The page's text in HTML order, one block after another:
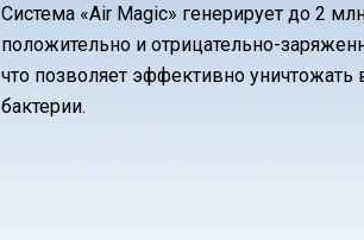
Система «Air Magic» генерирует до 2
положительно и отрицательно-
что позволяет эффективно уничтожать
бактерии.